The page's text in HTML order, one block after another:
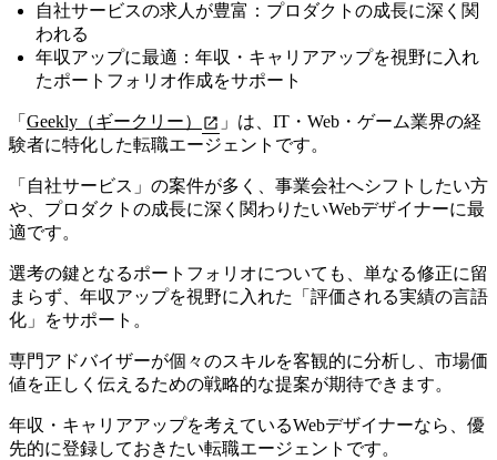
自社サービスの求人が豊富：プロダクトの成長に深く関
われる
年収アップに最適：年収・キャリアアップを視野に入れ
たポートフォリオ作成をサポート
「 Geekly（ギークリー）
」は、IT・Web・ゲーム業界の経
験者に特化した転職エージェントです。
「自社サービス」の案件が多く、 事業会社へシフトしたい方
や、プロダクトの成長に深く関わりたいWebデザイナーに最
適です。
選考の鍵となるポートフォリオについても、単なる修正に留
まらず、年収アップを視野に入れた「評価される実績の言語
化」をサポート。
専門アドバイザーが個々のスキルを客観的に分析し、市場価
値を正しく伝えるための戦略的な提案が期待できます。
年収・キャリアアップを考えているWebデザイナーなら、優
先的に登録しておきたい転職エージェントです。